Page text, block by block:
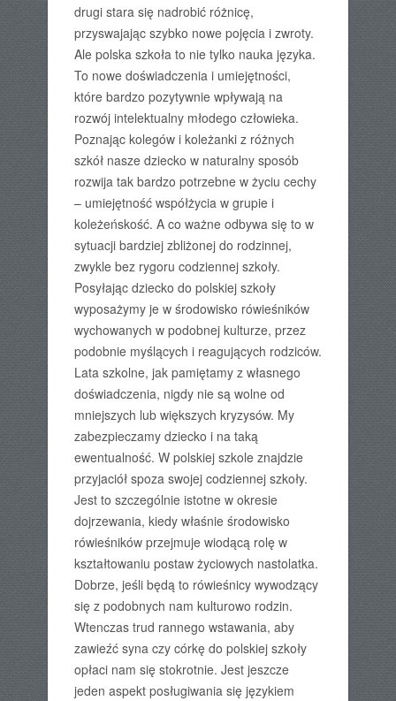
drugi stara się nadrobić różnicę,
przyswajając szybko nowe pojęcia i zwroty.
Ale polska szkoła to nie tylko nauka języka.
To nowe doświadczenia i umiejętności,
które bardzo pozytywnie wpływają na
rozwój intelektualny młodego człowieka.
Poznając kolegów i koleżanki z różnych
szkół nasze dziecko w naturalny sposób
rozwija tak bardzo potrzebne w życiu cechy
– umiejętność współżycia w grupie i
koleżeńskość. A co ważne odbywa się to w
sytuacji bardziej zbliżonej do rodzinnej,
zwykle bez rygoru codziennej szkoły.
Posyłając dziecko do polskiej szkoły
wyposażymy je w środowisko rówieśników
wychowanych w podobnej kulturze, przez
podobnie myślących i reagujących rodziców.
Lata szkolne, jak pamiętamy z własnego
doświadczenia, nigdy nie są wolne od
mniejszych lub większych kryzysów. My
zabezpieczamy dziecko i na taką
ewentualność. W polskiej szkole znajdzie
przyjaciół spoza swojej codziennej szkoły.
Jest to szczególnie istotne w okresie
dojrzewania, kiedy właśnie środowisko
rówieśników przejmuje wiodącą rolę w
kształtowaniu postaw życiowych nastolatka.
Dobrze, jeśli będą to rówieśnicy wywodzący
się z podobnych nam kulturowo rodzin.
Wtenczas trud rannego wstawania, aby
zawieźć syna czy córkę do polskiej szkoły
opłaci nam się stokrotnie. Jest jeszcze
jeden aspekt posługiwania się językiem